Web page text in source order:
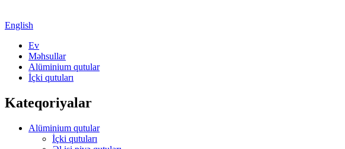
English
Ev
Məhsullar
Alüminium qutular
İçki qutuları
Kateqoriyalar
Alüminium qutular
İçki qutuları